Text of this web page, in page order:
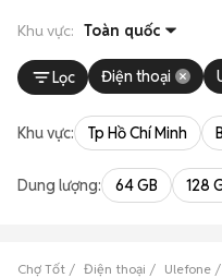
Khu vực: Toàn quốc
Lọc Điện thoại
Khu vực: Tp Hồ Chí Minh
Dung lượng: 64 GB 128
Chợ Tốt Điện thoại Ulefone